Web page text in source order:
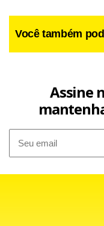
dores na panturrilha
liberado para treinar
Você também
Assine